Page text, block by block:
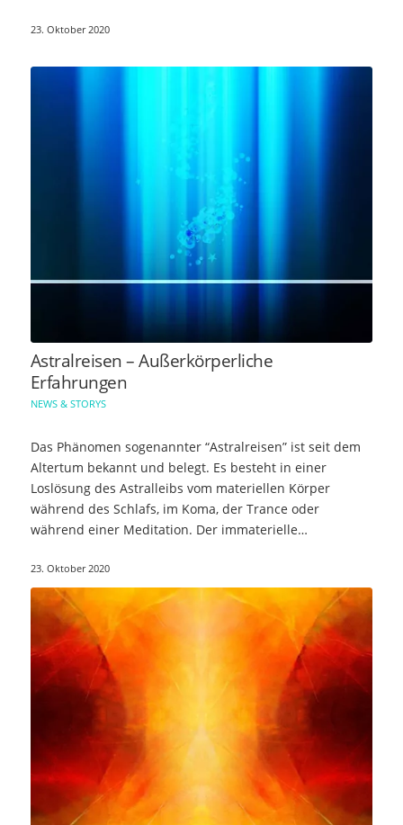
23. Oktober 2020
Astralreisen – Außerkörperliche
Erfahrungen
NEWS & STORYS
Das Phänomen sogenannter “Astralreisen” ist seit dem
Altertum bekannt und belegt. Es besteht in einer
Loslösung des Astralleibs vom materiellen Körper
während des Schlafs, im Koma, der Trance oder
während einer Meditation. Der immaterielle…
23. Oktober 2020